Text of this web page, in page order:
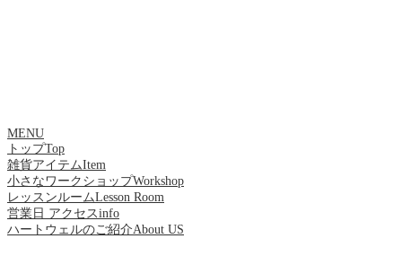
MENU
トップTop
雑貨アイテムItem
小さなワークショップWorkshop
レッスンルームLesson Room
営業日 アクセスinfo
ハートウェルのご紹介About US